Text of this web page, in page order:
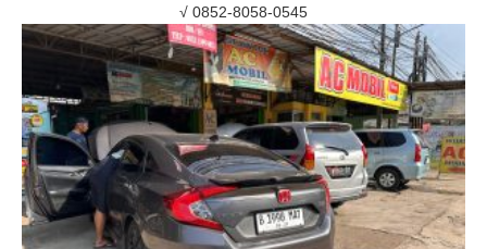
√ 0852-8058-0545